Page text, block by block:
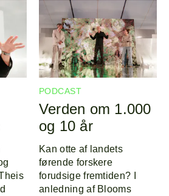
PODCAST
Verden om 1.000
og 10 år
Kan otte af landets
førende forskere
forudsige fremtiden? I
anledning af Blooms